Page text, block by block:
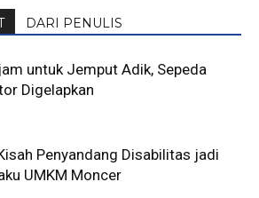
DARI PENULIS
untuk Jemput Adik, Sepeda
Digelapkan
Penyandang Disabilitas jadi
UMKM Moncer